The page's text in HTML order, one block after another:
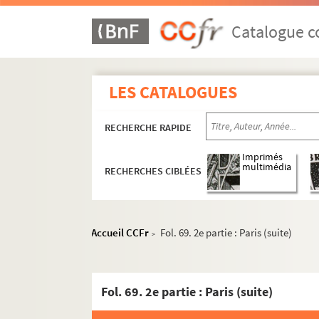
Catalogue
LES CATALOGUES
RECHERCHE RAPIDE
RECHERCHES CIBLÉES
Imprimés
multimédia
Accueil CCFr > Fol. 69. 2e partie : Paris (suite)
Fol. 69. 2e partie : Paris (suite)